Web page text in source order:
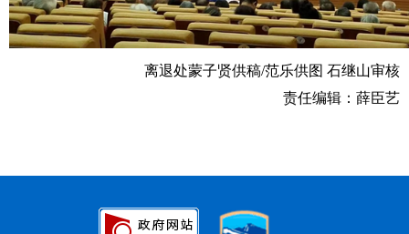
离退处蒙子贤供稿/范乐供图 石继山审核
责任编辑：薛臣艺